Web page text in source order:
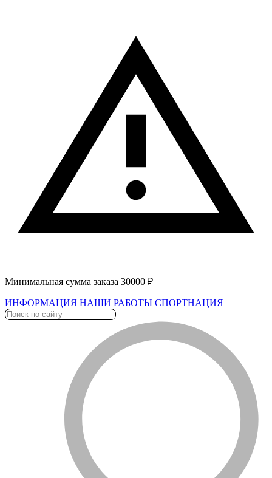
Минимальная сумма заказа 30000 ₽
ИНФОРМАЦИЯ НАШИ РАБОТЫ СПОРТНАЦИЯ